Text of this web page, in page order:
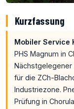
Kurzfassung
Mobiler Service
PHS Magnum in
für die ZCh-
Industriezone.
Prüfung in